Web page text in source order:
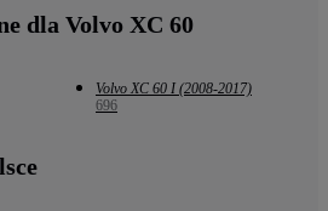
dla Volvo XC 60
Volvo XC 60 I (2008-2017)
696